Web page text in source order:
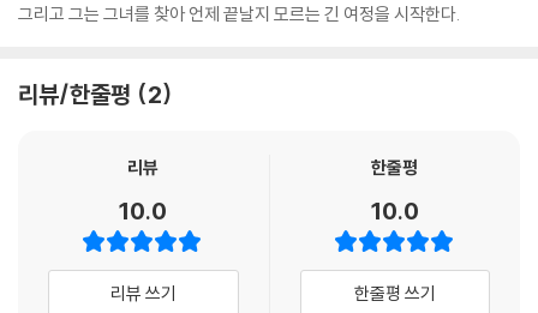
그리고 그는 그녀를 찾아 언제 끝날지 모르는 긴 여정을 시작한다.
리뷰/한줄평 2
리뷰
10.0
리뷰 쓰기
한줄평
10.0
한줄평 쓰기